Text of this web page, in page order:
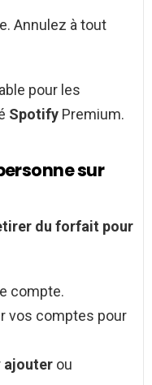
Annulez à tout
pour les
Spotify Premium.
sur
du forfait pour
compte.
vos comptes pour
ajouter ou